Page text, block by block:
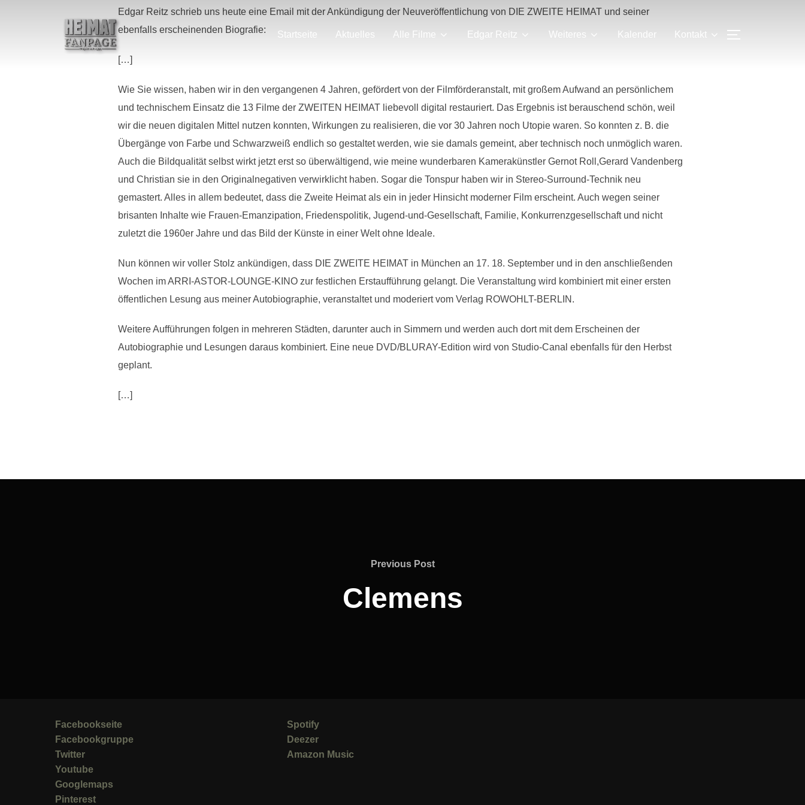
Startseite
Aktuelles Alle Filme Edgar Reitz Weiteres Kalender Kontakt
Edgar Reitz schrieb uns heute eine Email mit der Ankündigung der Neuveröffentlichung von DIE ZWEITE HEIMAT und seiner
ebenfalls erscheinenden Biografie:
[…]
Wie Sie wissen, haben wir in den vergangenen 4 Jahren, gefördert von der Filmförderanstalt, mit großem Aufwand an persönlichem
und technischem Einsatz die 13 Filme der ZWEITEN HEIMAT liebevoll digital restauriert. Das Ergebnis ist berauschend schön, weil
wir die neuen digitalen Mittel nutzen konnten, Wirkungen zu realisieren, die vor 30 Jahren noch Utopie waren. So konnten z. B. die
Übergänge von Farbe und Schwarzweiß endlich so gestaltet werden, wie sie damals gemeint, aber technisch noch unmöglich waren.
Auch die Bildqualität selbst wirkt jetzt erst so überwältigend, wie meine wunderbaren Kamerakünstler Gernot Roll,Gerard Vandenberg
und Christian sie in den Originalnegativen verwirklicht haben. Sogar die Tonspur haben wir in Stereo-Surround-Technik neu
gemastert. Alles in allem bedeutet, dass die Zweite Heimat als ein in jeder Hinsicht moderner Film erscheint. Auch wegen seiner
brisanten Inhalte wie Frauen-Emanzipation, Friedenspolitik, Jugend-und-Gesellschaft, Familie, Konkurrenzgesellschaft und nicht
zuletzt die 1960er Jahre und das Bild der Künste in einer Welt ohne Ideale.
Nun können wir voller Stolz ankündigen, dass DIE ZWEITE HEIMAT in München an 17. 18. September und in den anschließenden
Wochen im ARRI-ASTOR-LOUNGE-KINO zur festlichen Erstaufführung gelangt. Die Veranstaltung wird kombiniert mit einer ersten
öffentlichen Lesung aus meiner Autobiographie, veranstaltet und moderiert vom Verlag ROWOHLT-BERLIN.
Weitere Aufführungen folgen in mehreren Städten, darunter auch in Simmern und werden auch dort mit dem Erscheinen der
Autobiographie und Lesungen daraus kombiniert. Eine neue DVD/BLURAY-Edition wird von Studio-Canal ebenfalls für den Herbst
geplant.
[…]
Previous
Previous Post
Clemens
Facebookseite
Facebookgruppe
Twitter
Youtube
Googlemaps
Pinterest
Spotify
Deezer
Amazon Music